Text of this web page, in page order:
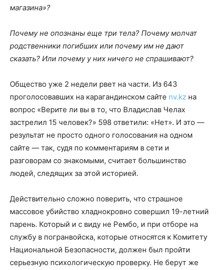
магазина»?
Почему не опознаны еще три тела? Почему молчат
родственники погибших или почему им не дают
сказать? Или почему у них ничего не спрашивают?
Общество уже 2 недели рвет на части. Из 643
проголосовавших на карагандинском сайте nv.kz на
вопрос «Верите ли вы в то, что Владислав Челах
застрелил 15 человек?» 598 ответили: «Нет». И это —
результат не просто одного голосования на одном
сайте — так, судя по комментариям в сети и
разговорам со знакомыми, считает большинство
людей, следящих за этой историей.
Действительно сложно поверить, что страшное
массовое убийство хладнокровно совершил 19-летний
парень. Который и с виду не Рембо, и при отборе на
службу в погранвойска, которые относятся к Комитету
Национальной Безопасности, должен был пройти
серьезную психологическую проверку. Не берут же